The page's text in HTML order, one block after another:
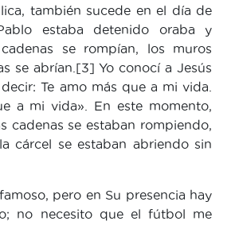
también sucede en el día de
estaba detenido oraba y
se rompían, los muros
se abrían.[3] Yo conocí a Jesús
Te amo más que a mi vida.
a mi vida». En este momento,
cadenas se estaban rompiendo,
cárcel se estaban abriendo sin
pero en Su presencia hay
no necesito que el fútbol me